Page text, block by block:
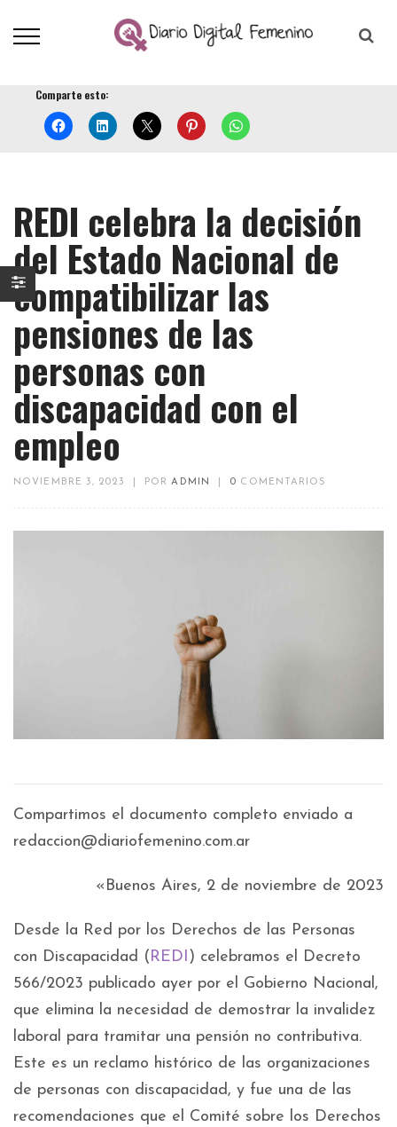
Comparte esto:
REDI celebra la decisión
del Estado Nacional de
compatibilizar las
pensiones de las
personas con
discapacidad con el
empleo
NOVIEMBRE 3, 2023 PORADMIN 0 COMENTARIOS
Compartimos el documento completo enviado a
redaccion@diariofemenino.com.ar
«Buenos Aires, 2 de noviembre de 2023
Desde la Red por los Derechos de las Personas
con Discapacidad ( REDI ) celebramos el Decreto
566/2023 publicado ayer por el Gobierno Nacional,
que elimina la necesidad de demostrar la invalidez
laboral para tramitar una pensión no contributiva.
Este es un reclamo histórico de las organizaciones
de personas con discapacidad, y fue una de las
recomendaciones que el Comité sobre los Derechos